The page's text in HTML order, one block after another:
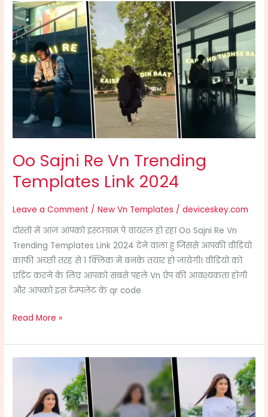
Oo Sajni Re Vn Trending
Templates Link 2024
Leave a Comment /New Vn Templates /deviceskey.com
दोस्तो में आज आपको इंस्टाग्राम पे वायरल हो रहा Oo Sajni Re Vn
Trending Templates Link 2024 देने वाला हु जिससे आपकी वीडियो
काफी अच्छी तरह से 1 क्लिक में बनके तयार हो जायेगी। वीडियो को
एडिट करने के लिए आपको सबसे पहले Vn ऐप की आवश्यकता होगी
और आपको इस टेम्पलेट के qr code
Oo
Sajni
Re
Vn
Trending
Templates
2024
Read More »
Chadd
Gayi